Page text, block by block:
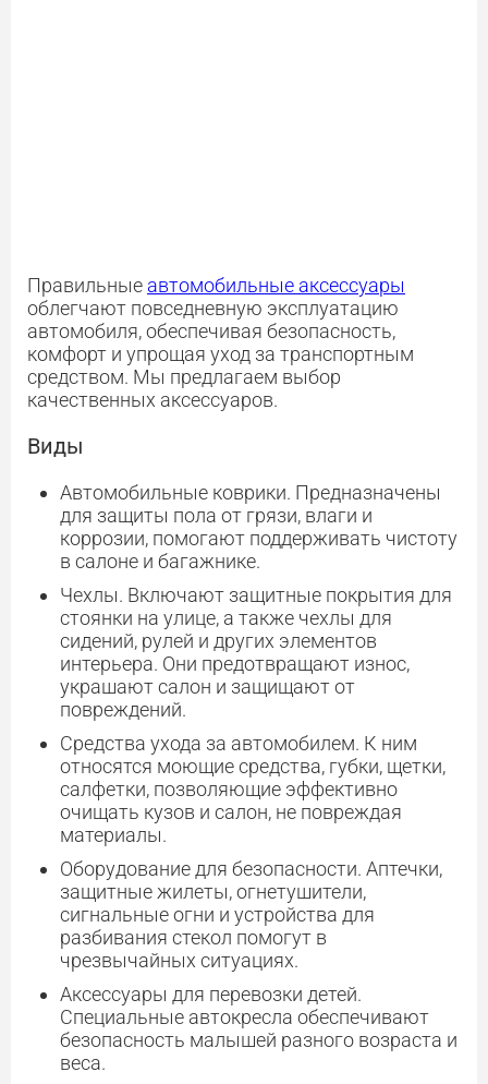
Правильные автомобильные аксессуары
облегчают повседневную эксплуатацию
автомобиля, обеспечивая безопасность,
комфорт и упрощая уход за транспортным
средством. Мы предлагаем выбор
качественных аксессуаров.
Виды
Автомобильные коврики. Предназначены
для защиты пола от грязи, влаги и
коррозии, помогают поддерживать чистоту
в салоне и багажнике.
Чехлы. Включают защитные покрытия для
стоянки на улице, а также чехлы для
сидений, рулей и других элементов
интерьера. Они предотвращают износ,
украшают салон и защищают от
повреждений.
Средства ухода за автомобилем. К ним
относятся моющие средства, губки, щетки,
салфетки, позволяющие эффективно
очищать кузов и салон, не повреждая
материалы.
Оборудование для безопасности. Аптечки,
защитные жилеты, огнетушители,
сигнальные огни и устройства для
разбивания стекол помогут в
чрезвычайных ситуациях.
Аксессуары для перевозки детей.
Специальные автокресла обеспечивают
безопасность малышей разного возраста и
веса.